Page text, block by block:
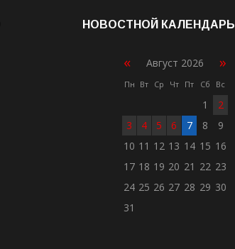
НОВОСТНОЙ КАЛЕНДАРЬ
« Август 2026 »
Пн Вт Ср Чт Пт Сб Вс
1
2
3
4 5 6 7 8
9
10 11 12 13 14 15 16
17 18 19 20 21 22 23
24 25 26 27 28 29 30
31